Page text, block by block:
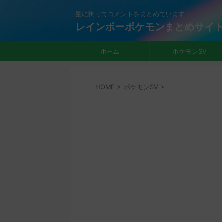
量に拘ってコメントをまとめています！
レインボーポケモンまとめサイ
ホーム ポケモンSV
HOME > ポケモンSV >